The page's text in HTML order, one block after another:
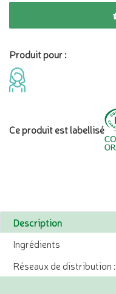
Produit pour :
Ce produit est labellisé
Description
Ingrédients
Réseaux de distribution :